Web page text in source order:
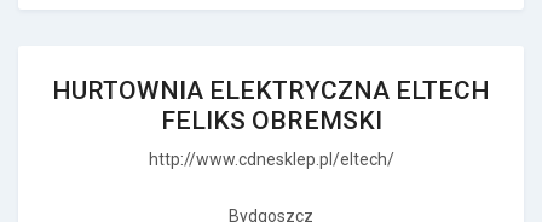
HURTOWNIA ELEKTRYCZNA ELTECH
FELIKS OBREMSKI
http://www.cdnesklep.pl/eltech/
Bydgoszcz